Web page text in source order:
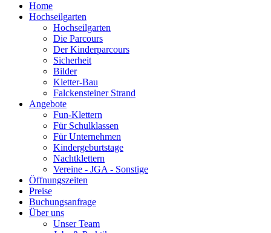
Home
Hochseilgarten
Hochseilgarten
Die Parcours
Der Kinderparcours
Sicherheit
Bilder
Kletter-Bau
Falckensteiner Strand
Angebote
Fun-Klettern
Für Schulklassen
Für Unternehmen
Kindergeburtstage
Nachtklettern
Vereine - JGA - Sonstige
Öffnungszeiten
Preise
Buchungsanfrage
Über uns
Unser Team